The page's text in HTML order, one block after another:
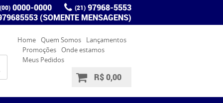
(00) 0000-0000 (21) 97968-5553
(SOMENTE MENSAGENS)
Home Quem Somos
Lançamentos
Promoções Onde estamos
Meus Pedidos
R$ 0,00